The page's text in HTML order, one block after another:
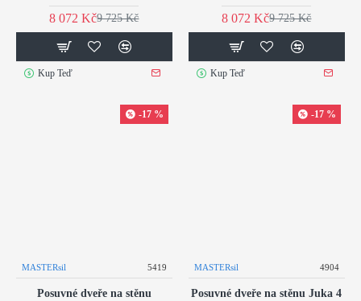
8 072 Kč9 725 Kč
Kup Teď
8 072 Kč9 725 Kč
Kup Teď
-17 %
MASTERsil 5419
Posuvné dveře na stěnu
-17 %
MASTERsil 4904
Posuvné dveře na stěnu Juka 4